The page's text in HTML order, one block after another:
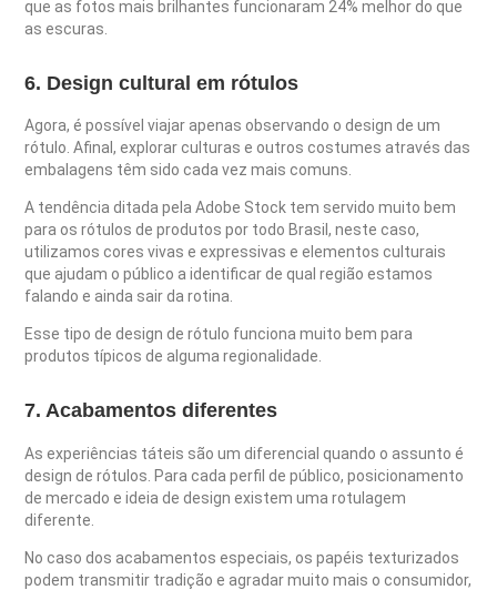
que as fotos mais brilhantes funcionaram 24% melhor do que
as escuras.
6. Design cultural em rótulos
Agora, é possível viajar apenas observando o design de um
rótulo. Afinal, explorar culturas e outros costumes através das
embalagens têm sido cada vez mais comuns.
A tendência ditada pela Adobe Stock tem servido muito bem
para os rótulos de produtos por todo Brasil, neste caso,
utilizamos cores vivas e expressivas e elementos culturais
que ajudam o público a identificar de qual região estamos
falando e ainda sair da rotina.
Esse tipo de design de rótulo funciona muito bem para
produtos típicos de alguma regionalidade.
7. Acabamentos diferentes
As experiências táteis são um diferencial quando o assunto é
design de rótulos. Para cada perfil de público, posicionamento
de mercado e ideia de design existem uma rotulagem
diferente.
No caso dos acabamentos especiais, os papéis texturizados
podem transmitir tradição e agradar muito mais o consumidor,